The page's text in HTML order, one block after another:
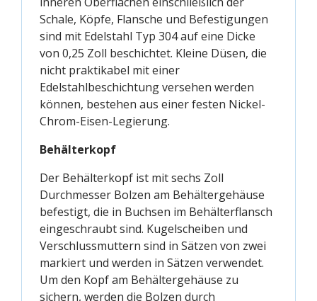
Schale, Köpfe, Flansche und Befestigungen
sind mit Edelstahl Typ 304 auf eine Dicke
von 0,25 Zoll beschichtet. Kleine Düsen, die
nicht praktikabel mit einer
Edelstahlbeschichtung versehen werden
können, bestehen aus einer festen Nickel-
Chrom-Eisen-Legierung.
Behälterkopf
Der Behälterkopf ist mit sechs Zoll
Durchmesser Bolzen am Behältergehäuse
befestigt, die in Buchsen im Behälterflansch
eingeschraubt sind. Kugelscheiben und
Verschlussmuttern sind in Sätzen von zwei
markiert und werden in Sätzen verwendet.
Um den Kopf am Behältergehäuse zu
sichern, werden die Bolzen durch